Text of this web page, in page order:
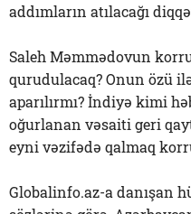
addımların atılacağı
Saleh Məmmədovun
qurudulacaq? Onun özü
aparılırmı? İndiyə kimi
oğurlanan vəsaiti geri
eyni vəzifədə qalmaq
Globalinfo.az-a danışan